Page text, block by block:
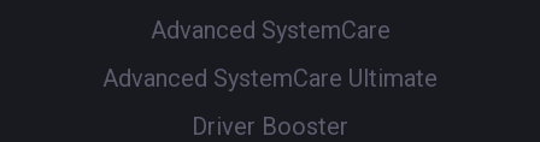
Advanced SystemCare
Advanced SystemCare Ultimate
Driver Booster